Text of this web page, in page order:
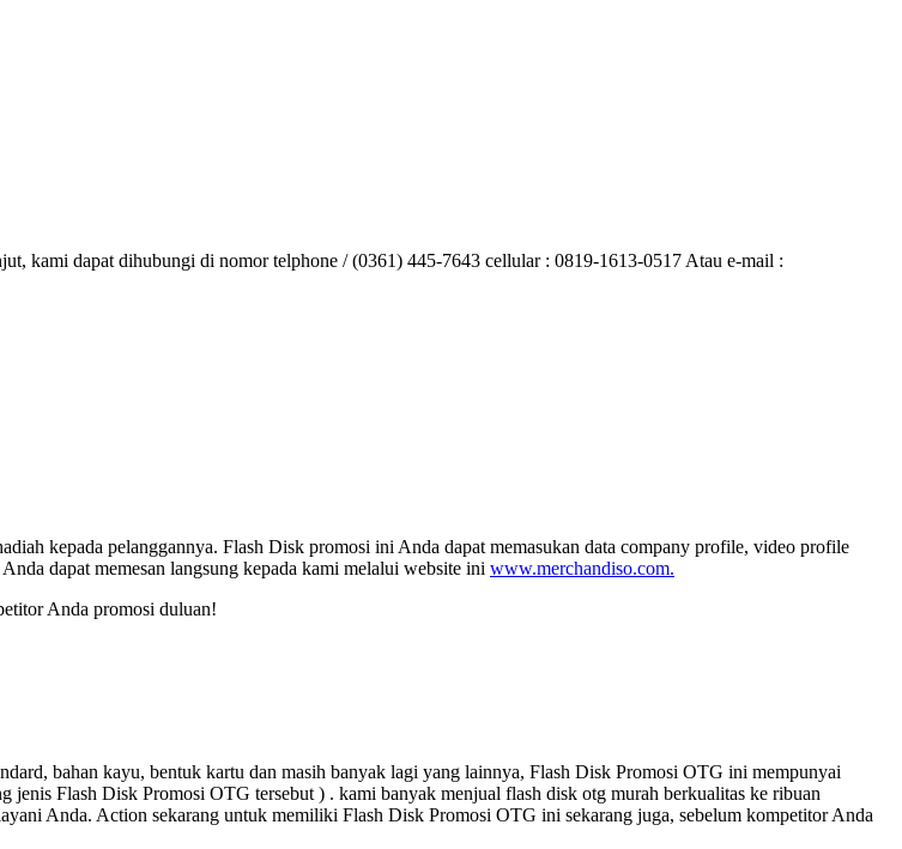
kami dapat dihubungi di nomor telphone / (0361) 445-7643 cellular : 0819-1613-0517 Atau e-mail :
kepada pelanggannya. Flash Disk promosi ini Anda dapat memasukan data company profile, video profile
dapat memesan langsung kepada kami melalui website ini www.merchandiso.com.
Anda promosi duluan!
bahan kayu, bentuk kartu dan masih banyak lagi yang lainnya, Flash Disk Promosi OTG ini mempunyai
Flash Disk Promosi OTG tersebut ) . kami banyak menjual flash disk otg murah berkualitas ke ribuan
Anda. Action sekarang untuk memiliki Flash Disk Promosi OTG ini sekarang juga, sebelum kompetitor Anda